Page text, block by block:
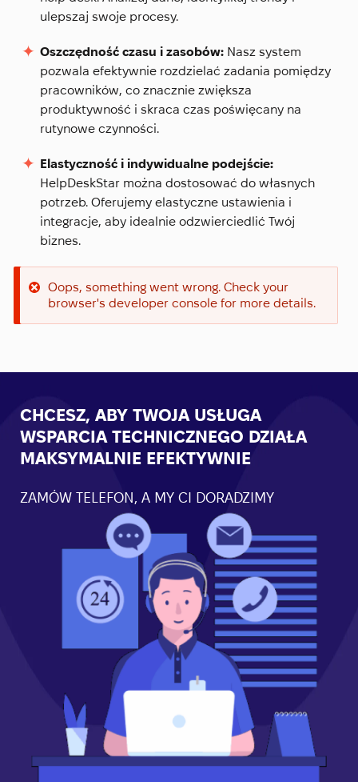
Oops, something went wrong. Check your
browser's developer console for more details.
CHCESZ, ABY TWOJA USŁUGA
WSPARCIA TECHNICZNEGO DZIAŁA
MAKSYMALNIE EFEKTYWNIE
ZAMÓW TELEFON, A MY CI DORADZIMY
ulepszaj swoje procesy.
Oszczędność czasu i zasobów: Nasz system
pozwala efektywnie rozdzielać zadania pomiędzy
pracowników, co znacznie zwiększa
produktywność i skraca czas poświęcany na
rutynowe czynności.
Elastyczność i indywidualne podejście:
HelpDeskStar można dostosować do własnych
potrzeb. Oferujemy elastyczne ustawienia i
integracje, aby idealnie odzwierciedlić Twój
biznes.